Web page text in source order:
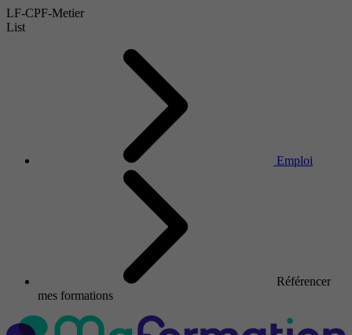
LF-CPF-Metier
List
Emploi
Référencer
mes formations